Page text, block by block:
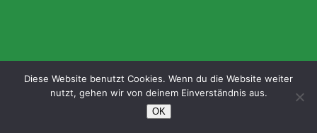
Diese Website benutzt Cookies. Wenn du die Website weiter
nutzt, gehen wir von deinem Einverständnis aus.
OK